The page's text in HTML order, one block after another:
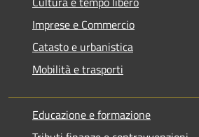
Imprese e Commercio
Catasto e urbanistica
Mobilità e trasporti
Educazione e formazione